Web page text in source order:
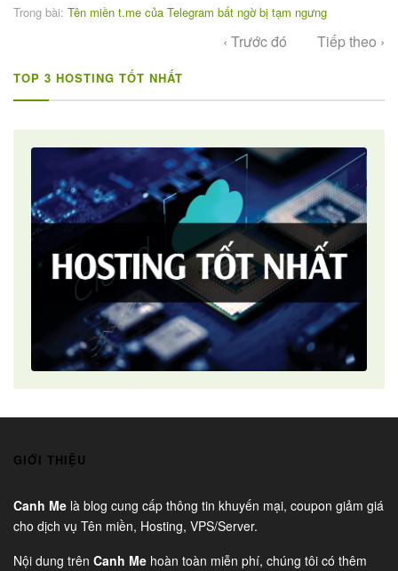
Trong bài: Tên miền t.me của Telegram bất ngờ bị tạm ngưng
‹ Trước đó Tiếp theo ›
TOP 3 HOSTING TỐT NHẤT
GIỚI THIỆU
Canh Melà blog cung cấp thông tin khuyến mại, coupon giảm giá
cho dịch vụ Tên miền, Hosting, VPS/Server.
Nội dung trên Canh Mehoàn toàn miễn phí, chúng tôi có thêm